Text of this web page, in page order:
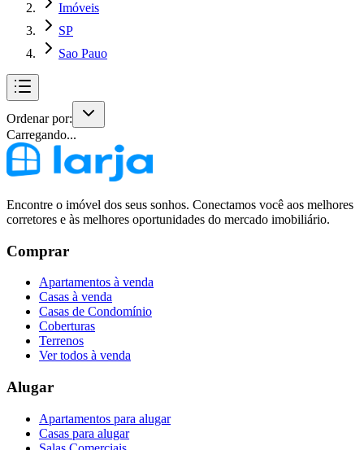
Imóveis
SP
Sao Pauo
Ordenar por:
Carregando...
Encontre o imóvel dos seus sonhos. Conectamos você aos melhores
corretores e às melhores oportunidades do mercado imobiliário.
Comprar
Apartamentos à venda
Casas à venda
Casas de Condomínio
Coberturas
Terrenos
Ver todos à venda
Alugar
Apartamentos para alugar
Casas para alugar